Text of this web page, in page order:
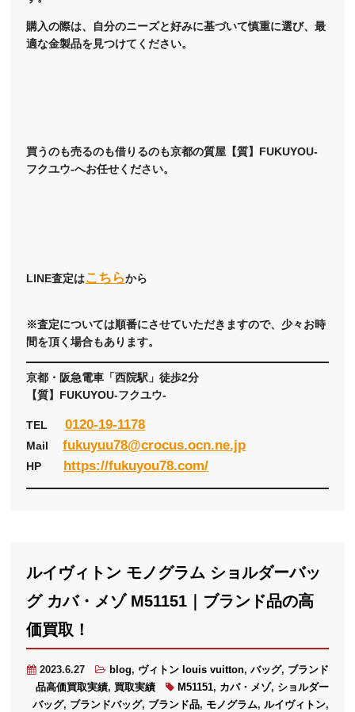
購入の際は、自分のニーズと好みに基づいて慎重に選び、最
適な金製品を見つけてください。
買うのも売るのも借りるのも京都の質屋【質】FUKUYOU-
フクユウ-へお任せください。
LINE査定はこちらから
※査定については順番にさせていただきますので、少々お時
間を頂く場合もあります。
京都・阪急電車「西院駅」徒歩2分
【質】FUKUYOU-フクユウ-
TEL0120-19-1178
Mailfukuyuu78@crocus.ocn.ne.jp
HP https://fukuyou78.com/
ルイヴィトン モノグラム ショルダーバッ
グ カバ・メゾ M51151｜ブランド品の高
価買取！
2023.6.27 blog, ヴィトン louis vuitton, バッグ, ブランド
品高価買取実績, 買取実績 M51151, カバ・メゾ, ショルダー
バッグ, ブランドバッグ, ブランド品, モノグラム, ルイヴィトン,